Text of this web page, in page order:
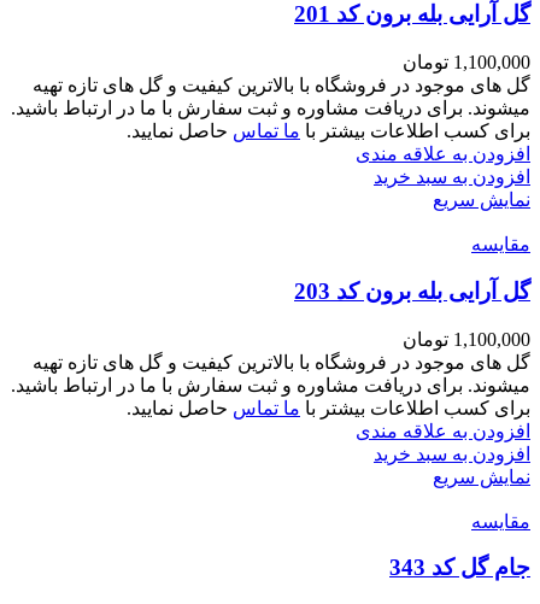
گل آرایی بله برون کد 201
1,100,000 تومان
گل های موجود در فروشگاه با بالاترین کیفیت و گل های تازه تهیه
میشوند. برای دریافت مشاوره و ثبت سفارش با ما در ارتباط باشید.
برای کسب اطلاعات بیشتر با ما تماس حاصل نمایید.
افزودن به علاقه مندی
افزودن به سبد خرید
نمایش سریع
مقايسه
گل آرایی بله برون کد 203
1,100,000 تومان
گل های موجود در فروشگاه با بالاترین کیفیت و گل های تازه تهیه
میشوند. برای دریافت مشاوره و ثبت سفارش با ما در ارتباط باشید.
برای کسب اطلاعات بیشتر با ما تماس حاصل نمایید.
افزودن به علاقه مندی
افزودن به سبد خرید
نمایش سریع
مقايسه
جام گل کد 343